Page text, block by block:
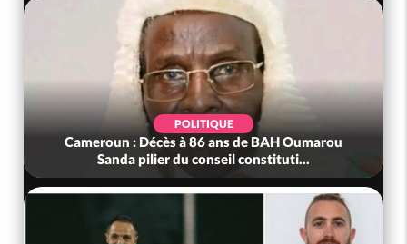
POLITIQUE
Cameroun : Décès à 86 ans de BAH Oumarou
Sanda pilier du conseil constituti...